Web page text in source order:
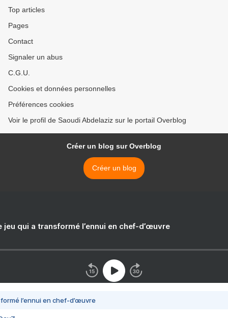
Top articles
Pages
Contact
Signaler un abus
C.G.U.
Cookies et données personnelles
Préférences cookies
Voir le profil de Saoudi Abdelaziz sur le portail Overblog
Créer un blog sur Overblog
Créer un blog
jeu qui a transformé l’ennui en chef-d’œuvre
l’ennui en chef-d’œuvre